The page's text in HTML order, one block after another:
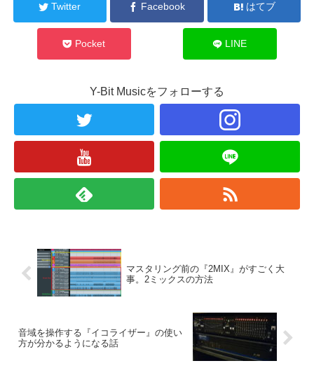
Twitter Facebook はてブ
Pocket LINE
Y-Bit Musicをフォローする
マスタリング前の『2MIX』がすごく大
事。2ミックスの方法
音域を操作する『イコライザー』の使い
方が分かるようになる話